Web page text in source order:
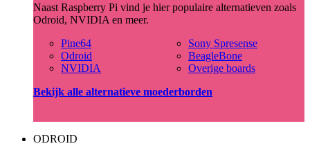
Naast Raspberry Pi vind je hier populaire alternatieven zoals
Odroid, NVIDIA en meer.
Pine64
Odroid
NVIDIA
Sony Spresense
BeagleBone
Overige boards
Bekijk alle alternatieve moederborden
ODROID